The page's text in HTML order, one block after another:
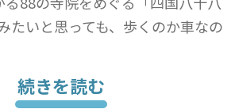
たいと思っても、歩くのか車なの
続きを読む